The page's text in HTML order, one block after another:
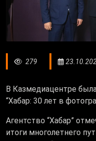
279
В Казмедиацентре
“Хабар: 30 лет в
Агентство “Хабар”
итоги многолетнего